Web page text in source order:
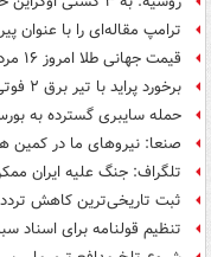
ترامپ مقاله‌ای را با عنوان
قیمت جهانی طلا امروز ۱۶ مرداد
برخورد پراید با تیر برق ۲ فوتی بر جای گذاشت
حمله سایبری گسترده به
صنعا: نیروهای ما در کمین‌
تلگراف: جنگ علیه ایران
ثبت تاریخی‌ترین کاهش
تنظیم قولنامه برای اسناد